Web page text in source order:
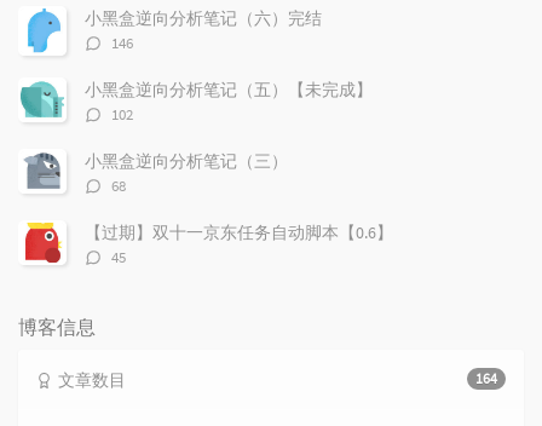
数：
小黑盒逆向分析笔记（六）完结
评
数：
146
小黑盒逆向分析笔记（五）【未完成】
评
数：
102
小黑盒逆向分析笔记（三）
评
数：
68
【过期】双十一京东任务自动脚本【0.6】
评
45
博客信息
164
文章数目